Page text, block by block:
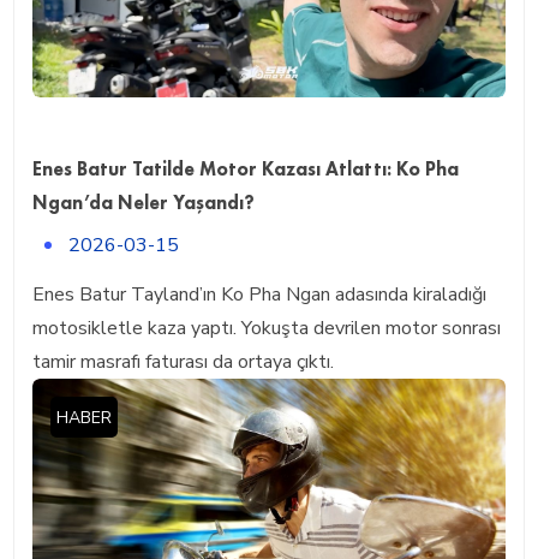
Enes Batur Tatilde Motor Kazası Atlattı: Ko Pha
Ngan’da Neler Yaşandı?
2026-03-15
Enes Batur Tayland’ın Ko Pha Ngan adasında kiraladığı
motosikletle kaza yaptı. Yokuşta devrilen motor sonrası
tamir masrafı faturası da ortaya çıktı.
HABER